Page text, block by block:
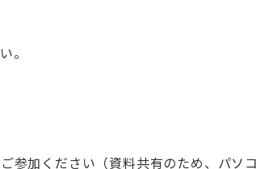
。
加ください（資料共有のため、パソコ